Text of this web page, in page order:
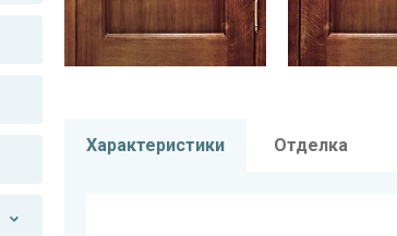
Характеристики Отделка